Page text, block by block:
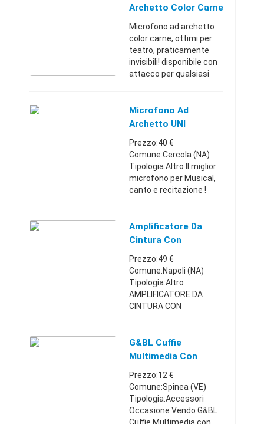
Archetto Color Carne
Head Set Per
Radiomicrofoni
Microfono ad archetto
color carne, ottimi per
teatro, praticamente
invisibili! disponibile con
attacco per qualsiasi
(Napoli)+393804613071
25 €
Microfono Ad
Archetto UNI
Prezzo:40 €
Comune:Cercola (NA)
Tipologia:Altro Il miglior
microfono per Musical,
canto e recitazione !
ESENTE da feedback
Braccetto a snodo per
Amplificatore Da
Cintura Con
Microfono Ad
Archetto
Prezzo:49 €
Comune:Napoli (NA)
Tipologia:Altro
AMPLIFICATORE DA
CINTURA CON
CON RICAMBIO Piccolo,
compatto ma di
grazie ai componenti di
alta qua ...
G&BL Cuffie
Multimedia Con
Microfono Ad
Archetto
Prezzo:12 €
Comune:Spinea (VE)
Tipologia:Accessori
Occasione Vendo G&BL